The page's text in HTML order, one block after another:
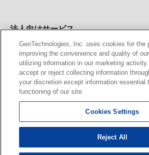
法人向けサービス
法人向け地図・位置情報サービス WEBサ
図API Windows PC向け地図開発キット
サービス
MAP WORLD+ トリマ広告
カーナビ地図更新サービス
MapFan スマートメンバーズ カロッツェ
KENWOOD MapFan Club
GeoTechnologies, Inc. uses cookies for the
improving the convenience and quality of
utilizing information in our marketing
accept or reject collecting information
your discretion except information essential
functioning of our site.
Cookies Settings
Reject All